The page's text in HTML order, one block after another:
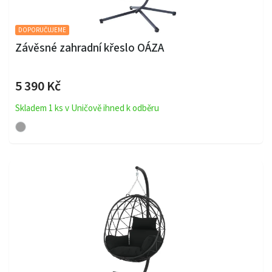
DOPORUČUJEME
Závěsné zahradní křeslo OÁZA
5 390 Kč
Skladem 1 ks v Uničově ihned k odběru